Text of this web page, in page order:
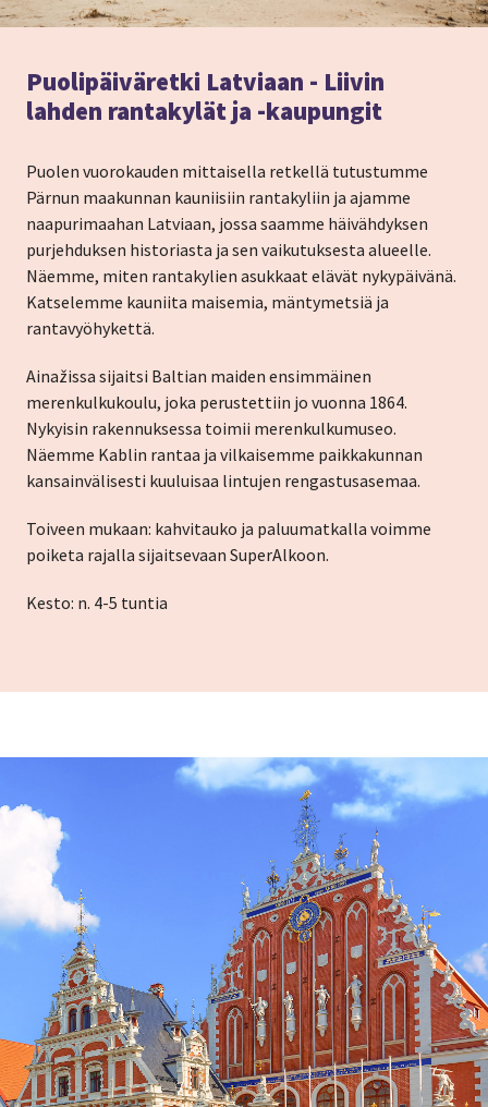
Puolipäiväretki Latviaan - Liivin
lahden rantakylät ja -kaupungit
Puolen vuorokauden mittaisella retkellä tutustumme
Pärnun maakunnan kauniisiin rantakyliin ja ajamme
naapurimaahan Latviaan, jossa saamme häivähdyksen
purjehduksen historiasta ja sen vaikutuksesta alueelle.
Näemme, miten rantakylien asukkaat elävät nykypäivänä.
Katselemme kauniita maisemia, mäntymetsiä ja
rantavyöhykettä.
Ainažissa sijaitsi Baltian maiden ensimmäinen
merenkulkukoulu, joka perustettiin jo vuonna 1864.
Nykyisin rakennuksessa toimii merenkulkumuseo.
Näemme Kablin rantaa ja vilkaisemme paikkakunnan
kansainvälisesti kuuluisaa lintujen rengastusasemaa.
Toiveen mukaan: kahvitauko ja paluumatkalla voimme
poiketa rajalla sijaitsevaan SuperAlkoon.
Kesto: n. 4-5 tuntia